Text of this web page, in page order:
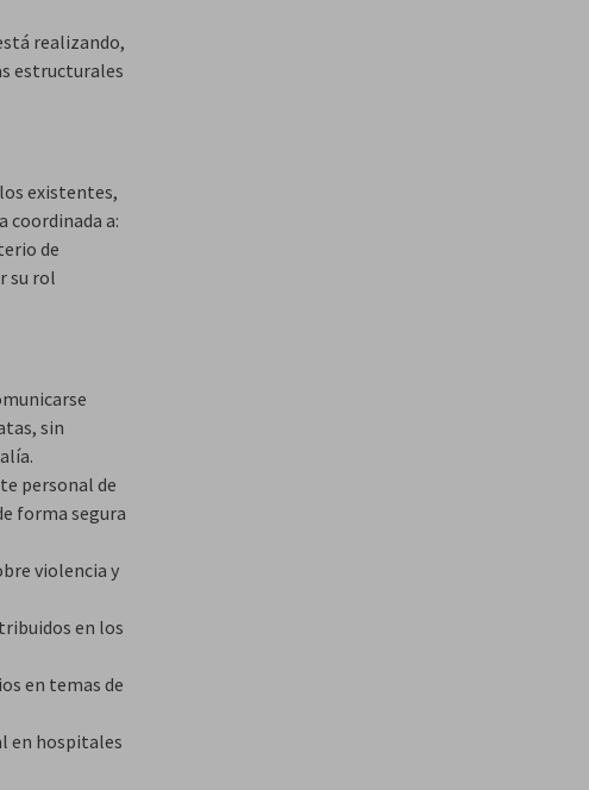
realizando,
estructurales
existentes,
coordinada a:
de
su rol
sin
personal de
forma segura
violencia y
en los
en temas de
en hospitales